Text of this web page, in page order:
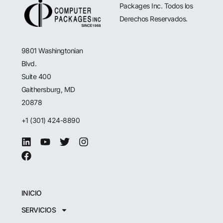
9801 Washingtonian
Blvd.
Suite 400
Gaithersburg, MD
20878
+1 (301) 424-8890
INICIO
SERVICIOS
Packages Inc. Todos los
Derechos Reservados.